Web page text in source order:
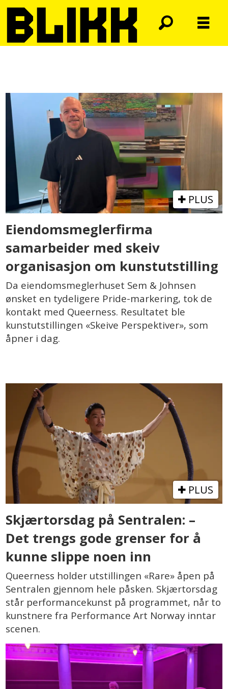
queerness
PLUS
Eiendomsmeglerfirma
samarbeider med skeiv
organisasjon om kunstutstilling
Da eiendomsmeglerhuset Sem & Johnsen
ønsket en tydeligere Pride-markering, tok de
kontakt med Queerness. Resultatet ble
kunstutstillingen «Skeive Perspektiver», som
åpner i dag.
PLUS
Skjærtorsdag på Sentralen: –
Det trengs gode grenser for å
kunne slippe noen inn
Queerness holder utstillingen «Rare» åpen på
Sentralen gjennom hele påsken. Skjærtorsdag
står performancekunst på programmet, når to
kunstnere fra Performance Art Norway inntar
scenen.